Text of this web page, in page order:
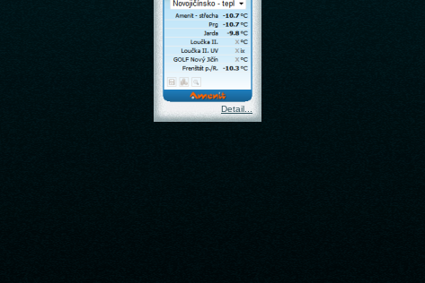
Detail...